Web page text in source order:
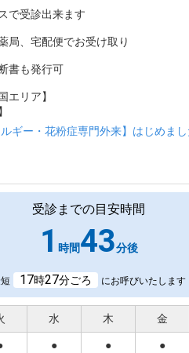
で受診出来ます
局、宅配便でお受け取り
書も発行可
エリア】
ルギー・花粉症専門外来】はじめまし
受診までの目安時間
1 時間43分後
17時27分ごろ にお呼びいたします
水 木 金
● ● ●